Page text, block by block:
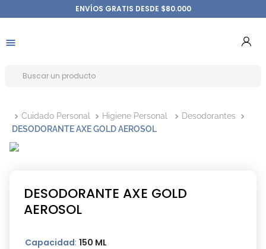
ENVÍOS GRATIS DESDE $80.000
Cuidado Personal Higiene Personal
Desodorantes
DESODORANTE AXE GOLD AEROSOL
DESODORANTE AXE GOLD
AEROSOL
Capacidad: 150 ML